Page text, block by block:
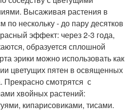
Высаживая растения в
по нескольку - до пару десятков
эффект: через 2-3 года,
образуется сплошной
эрики можно использовать как
цветущих пятен в освященных
Прекрасно смотрятся с
хвойных растений:
кипарисовиками, тисами.